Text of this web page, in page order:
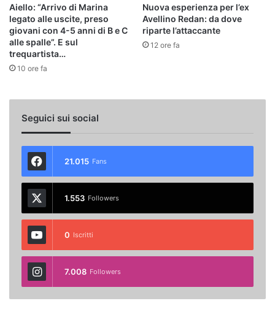
Aiello: “Arrivo di Marina
legato alle uscite, preso
giovani con 4-5 anni di B e C
alle spalle”. E sul
trequartista…
10 ore fa
Nuova esperienza per l’ex
Avellino Redan: da dove
riparte l’attaccante
12 ore fa
Seguici sui social
21.015 Fans
1.553 Followers
0 Iscritti
7.008 Followers